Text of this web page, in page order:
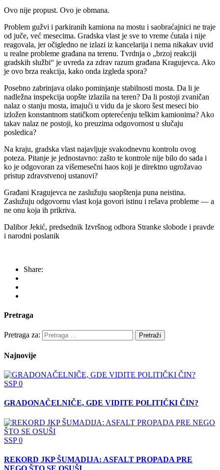
Ovo nije propust. Ovo je obmana.
Problem gužvi i parkiranih kamiona na mostu i saobraćajnici ne traje
od juče, već mesecima. Gradska vlast je sve to vreme ćutala i nije
reagovala, jer očigledno ne izlazi iz kancelarija i nema nikakav uvid
u realne probleme građana na terenu. Tvrdnja o „brzoj reakciji
gradskih službi“ je uvreda za zdrav razum građana Kragujevca. Ako
je ovo brza reakcija, kako onda izgleda spora?
Posebno zabrinjava olako pominjanje stabilnosti mosta. Da li je
nadležna inspekcija uopšte izlazila na teren? Da li postoji zvaničan
nalaz o stanju mosta, imajući u vidu da je skoro šest meseci bio
izložen konstantnom statičkom opterećenju teškim kamionima? Ako
takav nalaz ne postoji, ko preuzima odgovornost u slučaju
posledica?
Na kraju, gradska vlast najavljuje svakodnevnu kontrolu ovog
poteza. Pitanje je jednostavno: zašto te kontrole nije bilo do sada i
ko je odgovoran za višemesečni haos koji je direktno ugrožavao
pristup zdravstvenoj ustanovi?
Građani Kragujevca ne zaslužuju saopštenja puna neistina.
Zaslužuju odgovornu vlast koja govori istinu i rešava probleme — a
ne onu koja ih prikriva.
Dalibor Jekić, predsednik Izvršnog odbora Stranke slobode i pravde
i narodni poslanik
Share:
Pretraga
Pretraga za:
Najnovije
SSP0
GRADONAČELNIČE, GDE VIDITE POLITIČKI ČIN?
SSP0
REKORD JKP ŠUMADIJA: ASFALT PROPADA PRE
NEGO ŠTO SE OSUŠI